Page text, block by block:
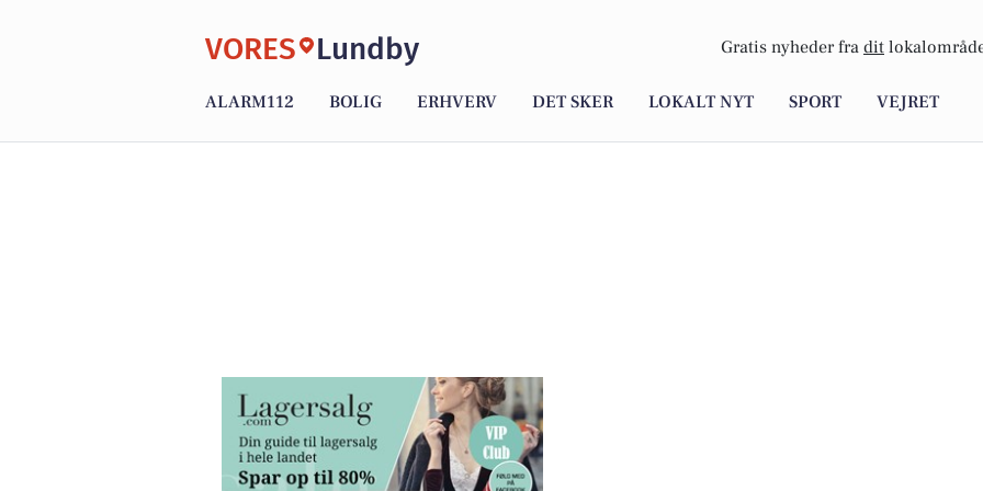
VORES Lundby Gratis nyheder fra dit
ALARM112 BOLIG ERHVERV DET SKER LOKALT NYT SPORT VEJRET